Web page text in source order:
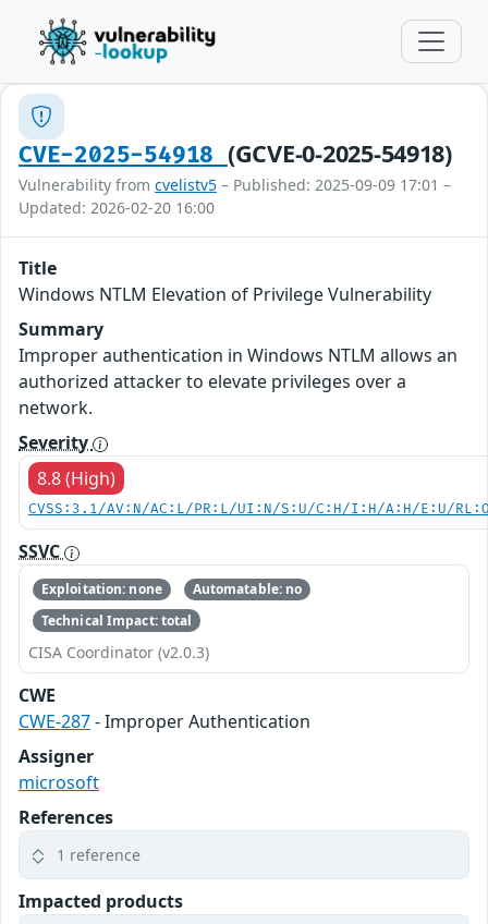
CVE-2025-54918 (GCVE-0-2025-54918)
Vulnerability from cvelistv5 – Published: 2025-09-09 17:01 –
Updated: 2026-02-20 16:00
Title
Windows NTLM Elevation of Privilege Vulnerability
Summary
Improper authentication in Windows NTLM allows an
authorized attacker to elevate privileges over a
network.
Severity
8.8 (High)
CVSS:3.1/AV:N/AC:L/PR:L/UI:N/S:U/C:H/I:H/A:H/E:U/
SSVC
Exploitation: none
Automatable: no
Technical Impact: total
CISA Coordinator (v2.0.3)
CWE
CWE-287- Improper Authentication
Assigner
microsoft
References
1 reference
Impacted products